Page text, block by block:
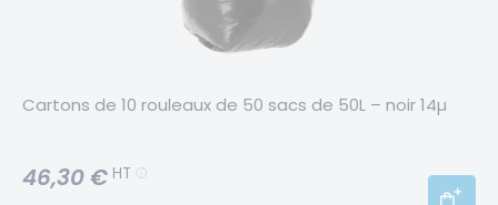
Cartons de 10 rouleaux de 50 sacs de 50L – noir 14µ
46,30 € HT